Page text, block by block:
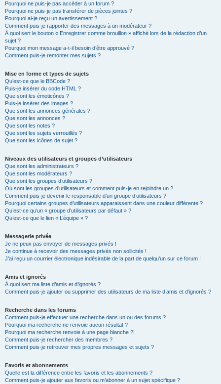
Pourquoi ne puis-je pas accéder à un forum ?
Pourquoi ne puis-je pas transférer de pièces jointes ?
Pourquoi ai-je reçu un avertissement ?
Comment puis-je rapporter des messages à un modérateur ?
À quoi sert le bouton « Enregistrer comme brouillon » affiché lors de la rédaction d’un
sujet ?
Pourquoi mon message a-t-il besoin d’être approuvé ?
Comment puis-je remonter mes sujets ?
Mise en forme et types de sujets
Qu’est-ce que le BBCode ?
Puis-je insérer du code HTML ?
Que sont les émoticônes ?
Puis-je insérer des images ?
Que sont les annonces générales ?
Que sont les annonces ?
Que sont les notes ?
Que sont les sujets verrouillés ?
Que sont les icônes de sujet ?
Niveaux des utilisateurs et groupes d’utilisateurs
Que sont les administrateurs ?
Que sont les modérateurs ?
Que sont les groupes d’utilisateurs ?
Où sont les groupes d’utilisateurs et comment puis-je en rejoindre un ?
Comment puis-je devenir le responsable d’un groupe d’utilisateurs ?
Pourquoi certains groupes d’utilisateurs apparaissent dans une couleur différente ?
Qu’est-ce qu’un « groupe d’utilisateurs par défaut » ?
Qu’est-ce que le lien « L’équipe » ?
Messagerie privée
Je ne peux pas envoyer de messages privés !
Je continue à recevoir des messages privés non sollicités !
J’ai reçu un courrier électronique indésirable de la part de quelqu’un sur ce forum !
Amis et ignorés
À quoi sert ma liste d’amis et d’ignorés ?
Comment puis-je ajouter ou supprimer des utilisateurs de ma liste d’amis et d’ignorés ?
Recherche dans les forums
Comment puis-je effectuer une recherche dans un ou des forums ?
Pourquoi ma recherche ne renvoie aucun résultat ?
Pourquoi ma recherche renvoie à une page blanche ?!
Comment puis-je rechercher des membres ?
Comment puis-je retrouver mes propres messages et sujets ?
Favoris et abonnements
Quelle est la différence entre les favoris et les abonnements ?
Comment puis-je ajouter aux favoris ou m’abonner à un sujet spécifique ?